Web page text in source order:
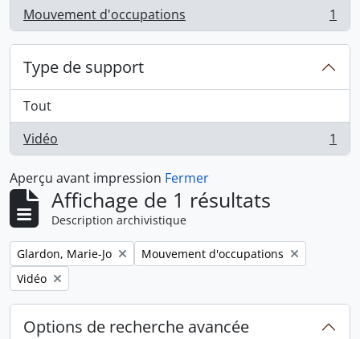
Mouvement d'occupations
, 1 résultats 1
Type de support
Tout
Vidéo
, 1 résultats 1
Aperçu avant impression Fermer
Affichage de 1 résultats
Description archivistique
Remove filter:
Glardon, Marie-Jo Remove filter:
Mouvement d'occupations
Remove filter:
Vidéo
Options de recherche avancée